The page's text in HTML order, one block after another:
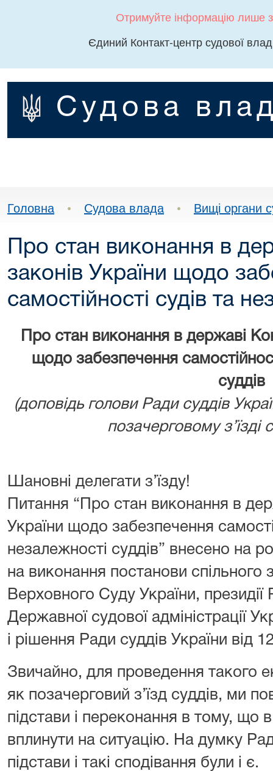
Отримуйте інформацію лише
Єдиний Контакт-центр судової
Судова
Головна • Судова влада • Вищі органи
Про стан виконання в
законів України щодо
самостійності судів та
Про стан виконання в державі
щодо забезпечення
суддів
(доповідь голови Ради суддів
позачерговому з’їзді
Шановні делегати з’їзду!
Питання “Про стан виконання в
України щодо забезпечення
незалежності суддів” внесено на
на виконання постанови спільного
Верховного Суду України, президії
Державної судової адміністрації
і рішення Ради суддів України від
Звичайно, для проведення такого
як позачерговий з’їзд суддів, ми
підстави і переконання в тому, що
вплинути на ситуацію. На думку
підстави і такі сподівання були і є.